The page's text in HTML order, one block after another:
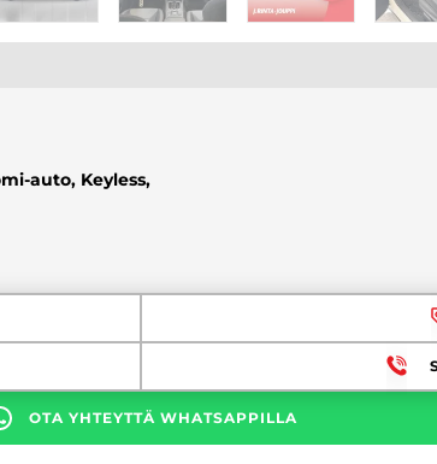
auto, Keyless,
OTA YHTEYTTÄ WHATSAPPILLA